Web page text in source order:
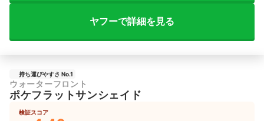
ヤフーで詳細を見る
持ち運びやすさ No.1
ウォーターフロント
ポケフラットサンシェイド
検証スコア